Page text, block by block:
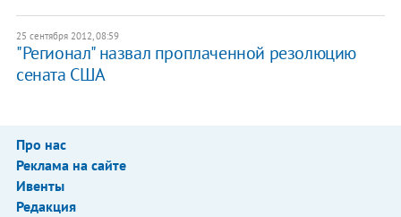
25 сентября 2012, 08:59
"Регионал" назвал проплаченной резолюцию
сената США
Про нас
Реклама на сайте
Ивенты
Редакция